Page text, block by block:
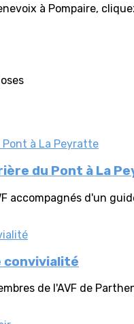
à Pompaire,
du Pont à La
accompagnés d'un
convivialité
de l'AVF de